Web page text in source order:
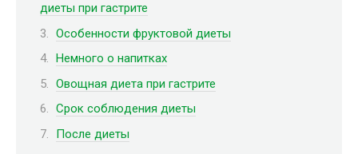
диеты при гастрите
Особенности фруктовой диеты
Немного о напитках
Овощная диета при гастрите
Срок соблюдения диеты
После диеты